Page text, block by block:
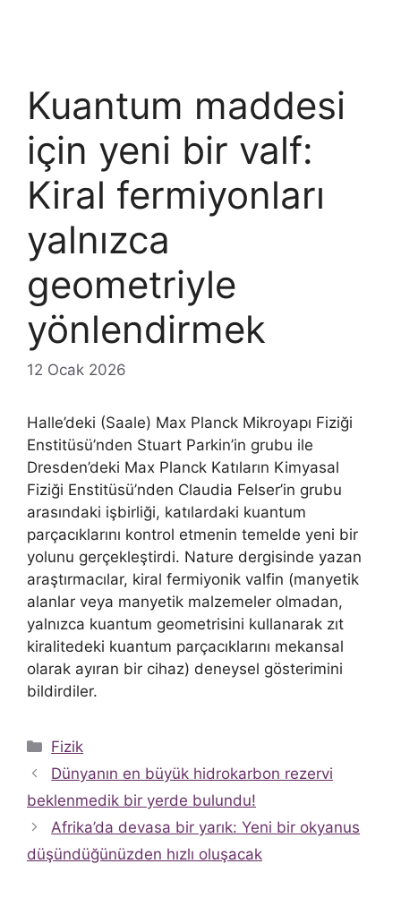
Kuantum maddesi
için yeni bir valf:
Kiral fermiyonları
yalnızca
geometriyle
yönlendirmek
12 Ocak 2026
Halle’deki (Saale) Max Planck Mikroyapı Fiziği
Enstitüsü’nden Stuart Parkin’in grubu ile
Dresden’deki Max Planck Katıların Kimyasal
Fiziği Enstitüsü’nden Claudia Felser’in grubu
arasındaki işbirliği, katılardaki kuantum
parçacıklarını kontrol etmenin temelde yeni bir
yolunu gerçekleştirdi. Nature dergisinde yazan
araştırmacılar, kiral fermiyonik valfin (manyetik
alanlar veya manyetik malzemeler olmadan,
yalnızca kuantum geometrisini kullanarak zıt
kiralitedeki kuantum parçacıklarını mekansal
olarak ayıran bir cihaz) deneysel gösterimini
bildirdiler.
Kategoriler
Fizik
Dünyanın en büyük hidrokarbon rezervi
beklenmedik bir yerde bulundu!
Afrika’da devasa bir yarık: Yeni bir okyanus
düşündüğünüzden hızlı oluşacak